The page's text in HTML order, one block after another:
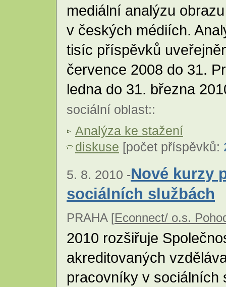
mediální analýzu
v českých médiích.
tisíc příspěvků
července 2008 do 31.
ledna do 31. března
sociální oblast::
Analýza ke stažení
diskuse [počet příspěvků:
5. 8. 2010 -Nové kurzy
sociálních službách
PRAHA [Econnect/ o.s.
2010 rozšiřuje
akreditovaných
pracovníky v sociálních